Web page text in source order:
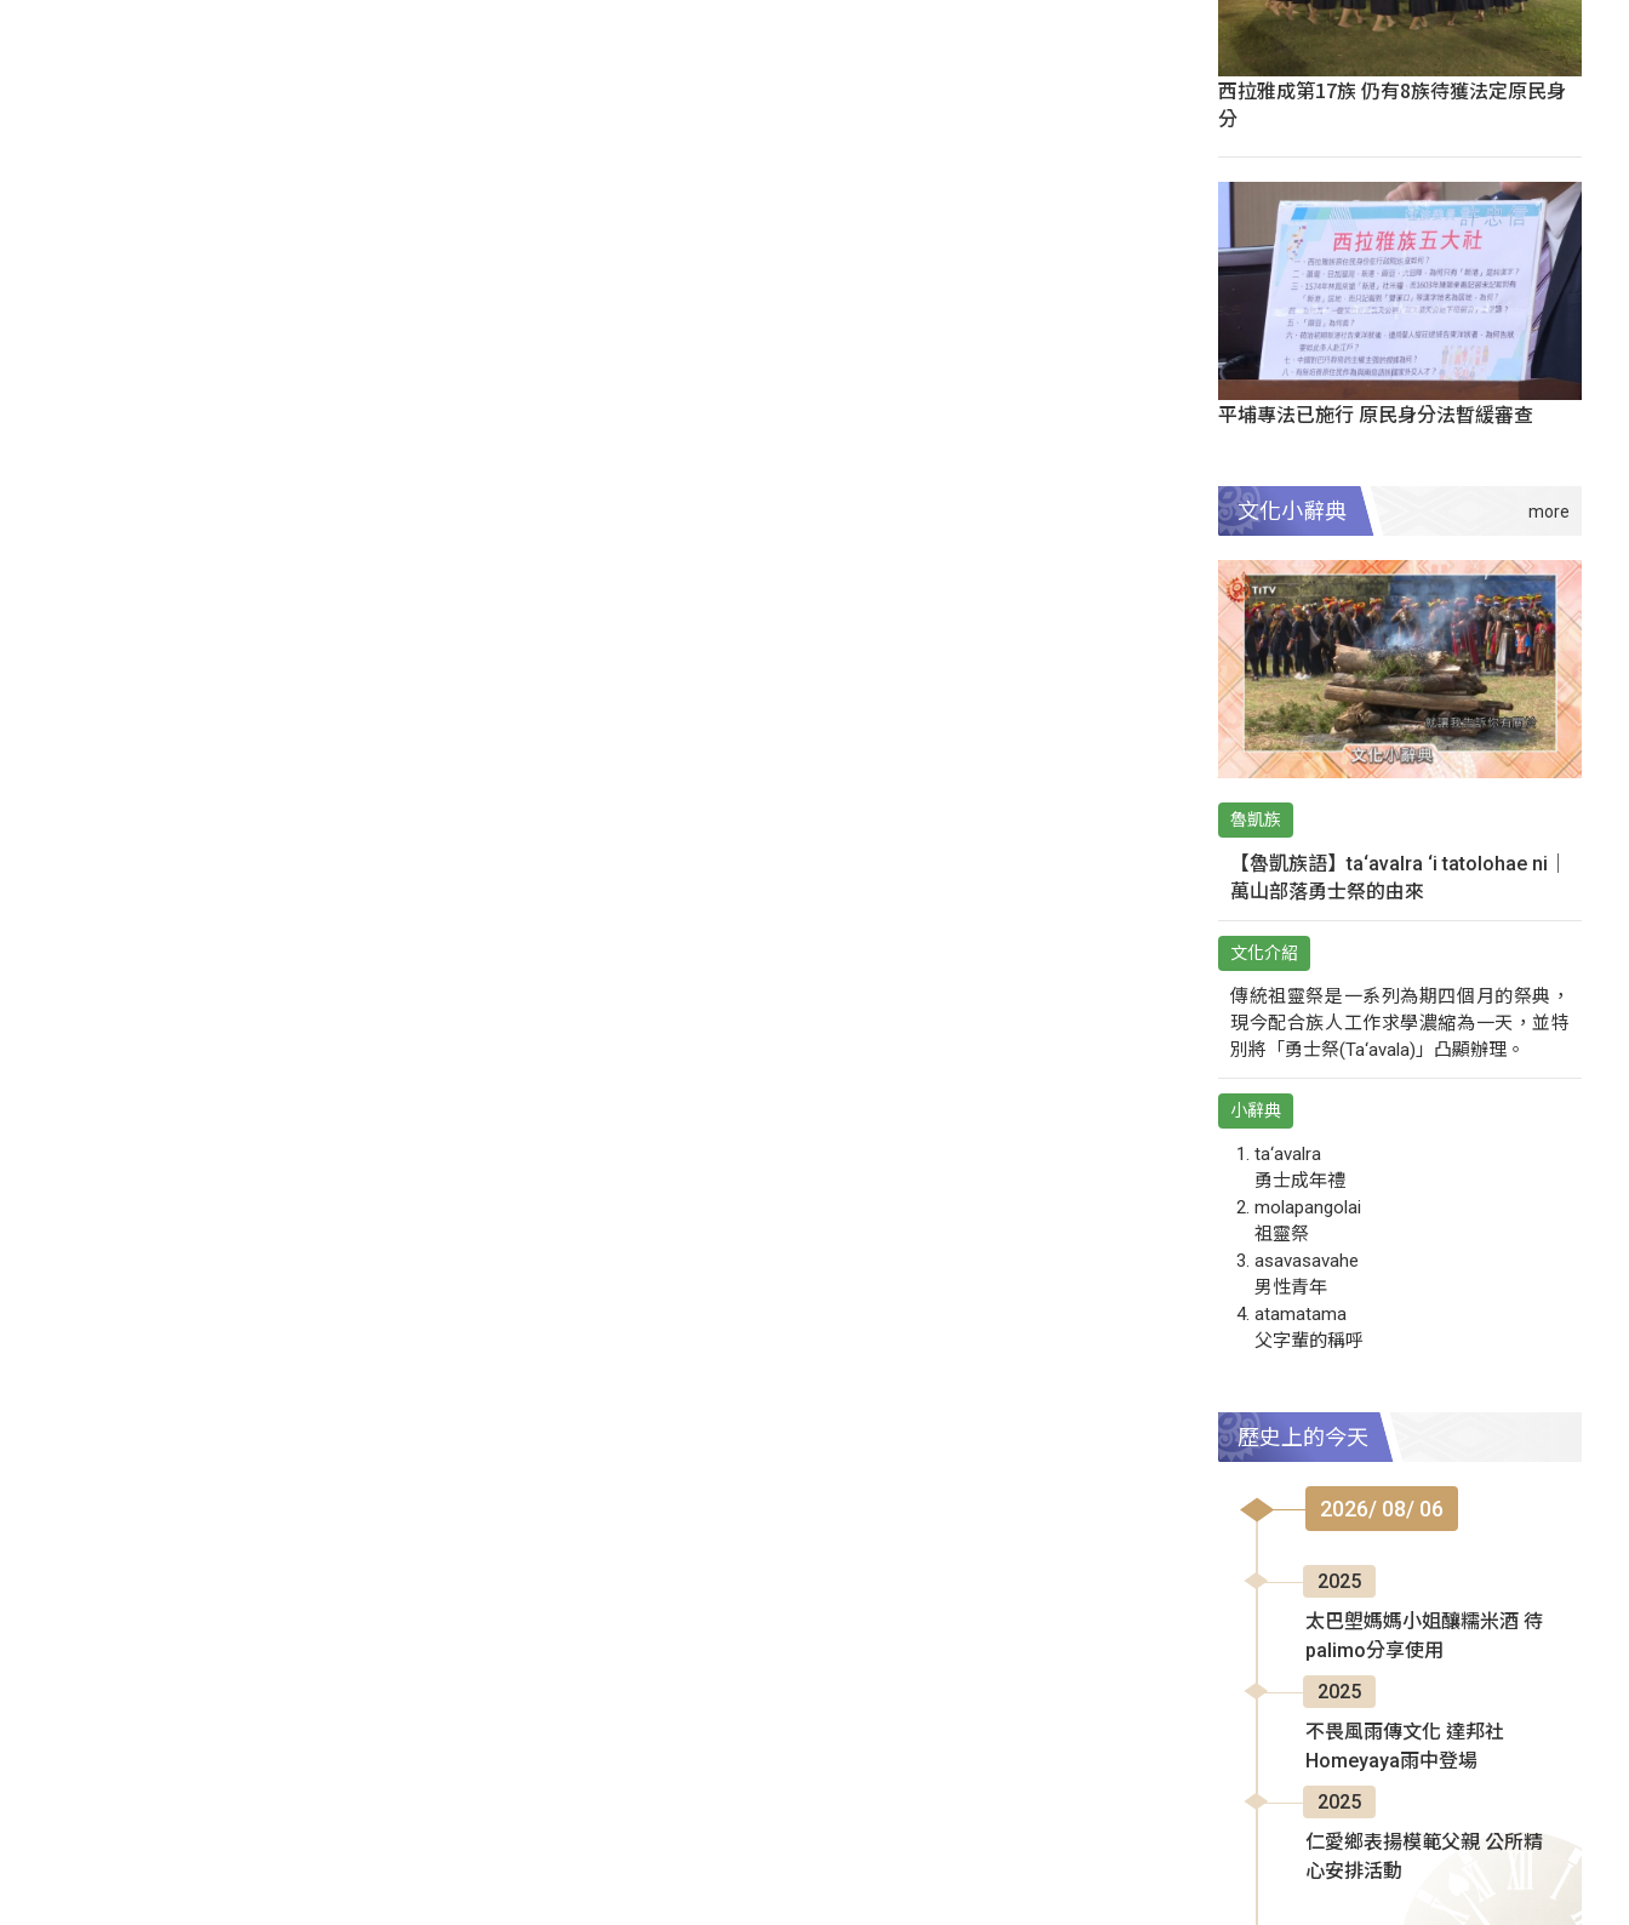
西拉雅成第17族 仍有8族待獲法定原民身
分
平埔專法已施行 原民身分法暫緩審查
文化小辭典
魯凱族
【魯凱族語】ta‘avalra ‘i tatolohae ni｜
萬山部落勇士祭的由來
文化介紹
傳統祖靈祭是一系列為期四個月的祭典，
現今配合族人工作求學濃縮為一天，並特
別將「勇士祭(Ta‘avala)」凸顯辦理。
小辭典
ta‘avalra
勇士成年禮
molapangolai
祖靈祭
asavasavahe
男性青年
atamatama
父字輩的稱呼
歷史上的今天
2026/ 08/ 06
2025
太巴塱媽媽小姐釀糯米酒 待
palimo分享使用
2025
不畏風雨傳文化 達邦社
Homeyaya雨中登場
2025
仁愛鄉表揚模範父親 公所精
心安排活動